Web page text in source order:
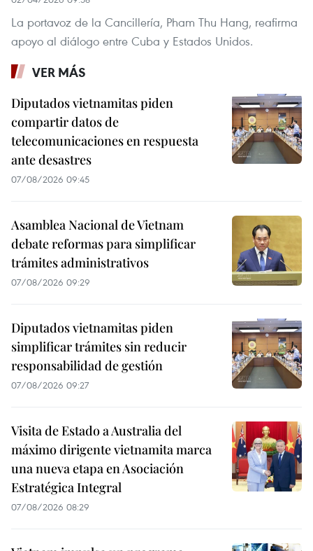
La portavoz de la Cancillería, Pham Thu Hang, reafirma
apoyo al diálogo entre Cuba y Estados Unidos.
VER MÁS
Diputados vietnamitas piden
compartir datos de
telecomunicaciones en respuesta
ante desastres
07/08/2026 09:45
Asamblea Nacional de Vietnam
debate reformas para simplificar
trámites administrativos
07/08/2026 09:29
Diputados vietnamitas piden
simplificar trámites sin reducir
responsabilidad de gestión
07/08/2026 09:27
Visita de Estado a Australia del
máximo dirigente vietnamita marca
una nueva etapa en Asociación
Estratégica Integral
07/08/2026 08:29